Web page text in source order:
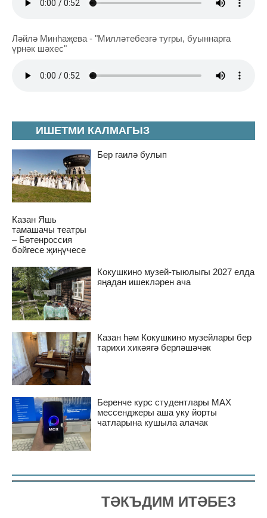
ИШЕТМИ КАЛМАГЫЗ
Бер гаилә булып
Казан Яшь
тамашачы театры
– Бөтенроссия
бәйгесе җиңүчесе
Кокушкино музей-тыюлыгы 2027 елда
яңадан ишекләрен ача
Казан һәм Кокушкино музейлары бер
тарихи хикәягә берләшәчәк
Беренче курс студентлары MAX
мессенджеры аша уку йорты
чатларына кушыла алачак
Ләйлә Минһаҗева - "Милләтебезгә тугры, буыннарга
үрнәк шәхес"
ТӘКЪДИМ ИТӘБЕЗ